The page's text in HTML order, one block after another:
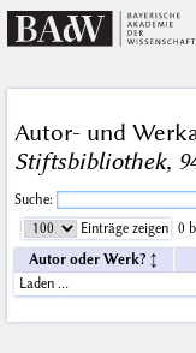
Autor- und
Stiftsbibliothek,
Suche:
Einträge zeigen
0
Autor oder Werk?
Laden …